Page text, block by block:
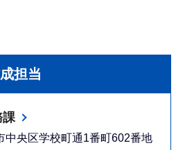
担当
央区学校町通1番町602番地